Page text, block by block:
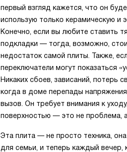
первый взгляд кажется, что он
использую только керамическую и
Конечно, если вы любите ставить
подкладки — тогда, возможно,
недостаток самой плиты. Также,
переключатели могут показаться
Никаких сбоев, зависаний, потерь
когда в доме перепады
вызов. Он требует внимания к
поверхностью — это не проблема,
Эта плита — не просто техника,
для семьи, и теперь каждый вечер,